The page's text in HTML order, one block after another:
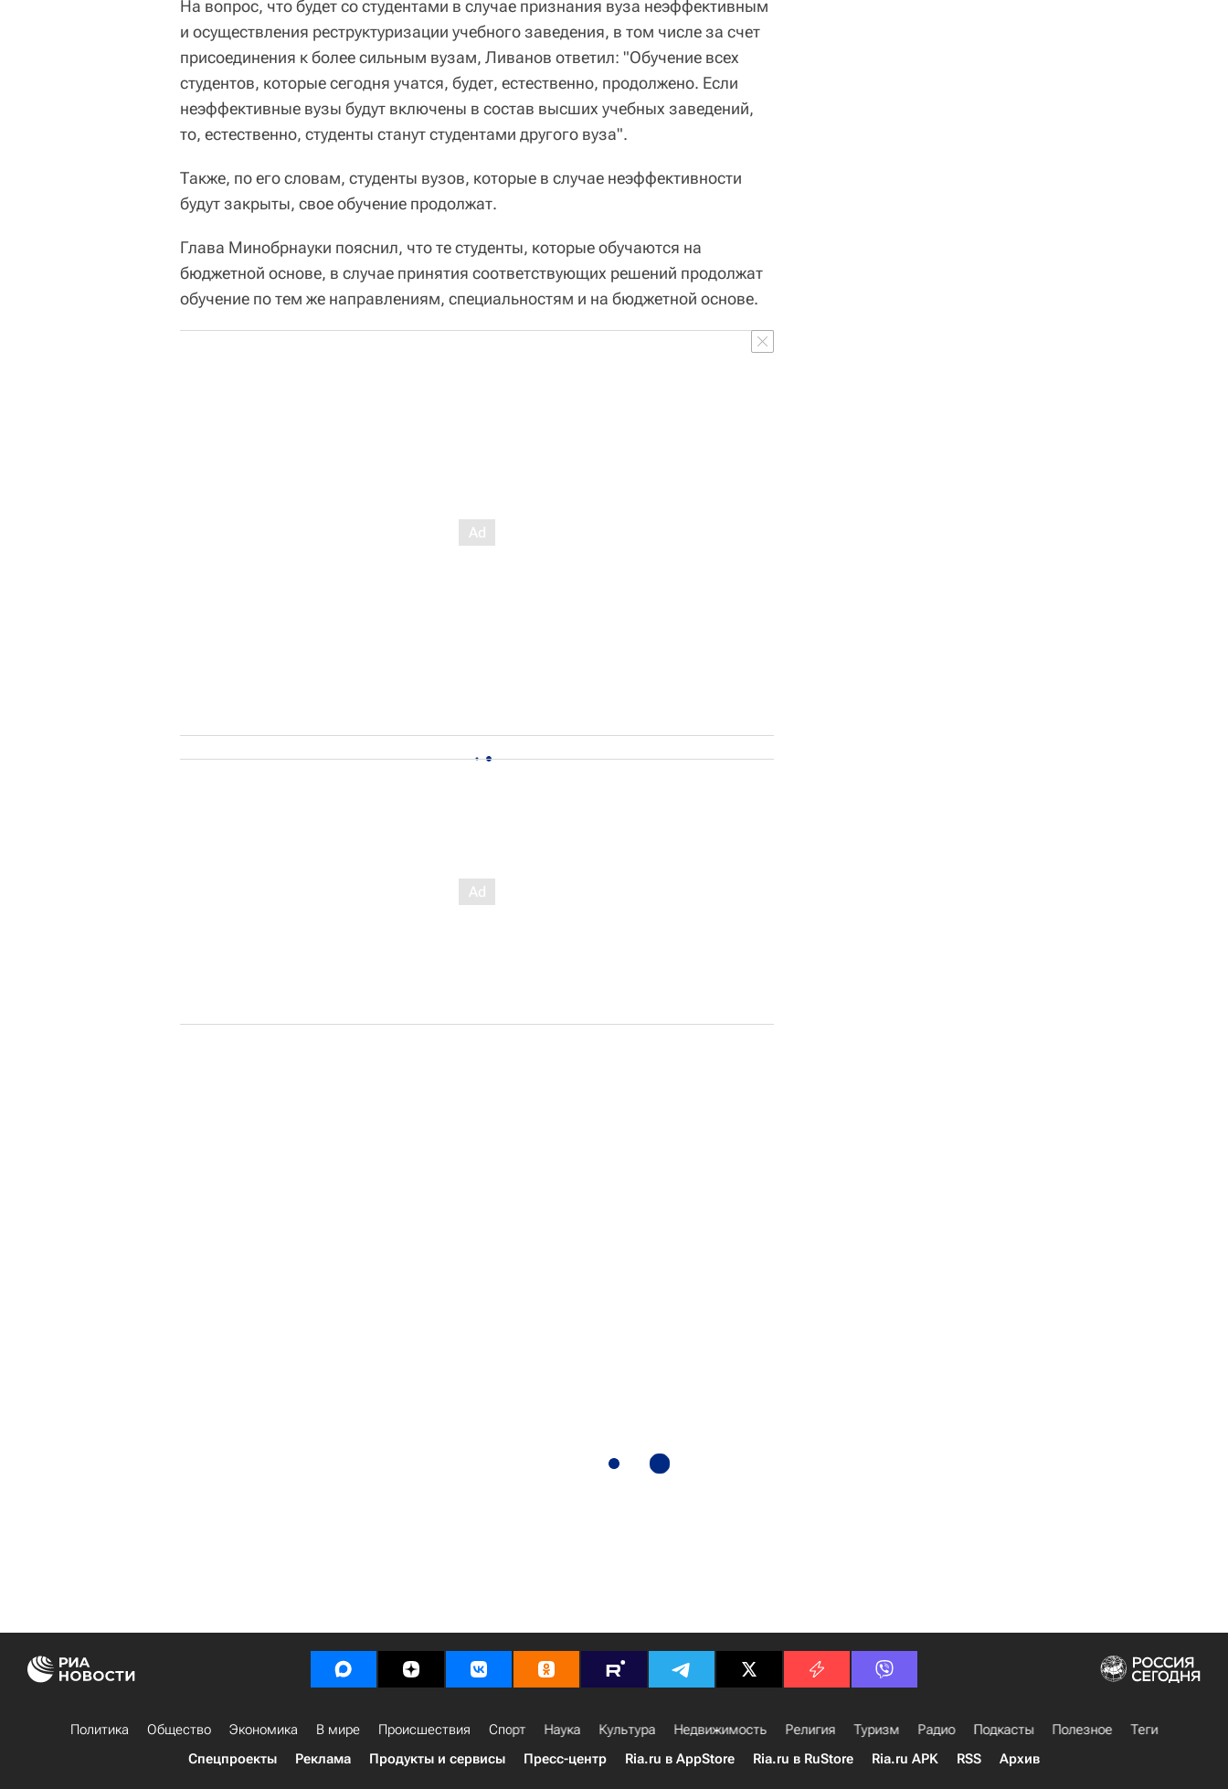
На вопрос, что будет со студентами в случае признания вуза неэффективным
и осуществления реструктуризации учебного заведения, в том числе за счет
присоединения к более сильным вузам, Ливанов ответил: "Обучение всех
студентов, которые сегодня учатся, будет, естественно, продолжено. Если
неэффективные вузы будут включены в состав высших учебных заведений,
то, естественно, студенты станут студентами другого вуза".
Также, по его словам, студенты вузов, которые в случае неэффективности
будут закрыты, свое обучение продолжат.
Глава Минобрнауки пояснил, что те студенты, которые обучаются на
бюджетной основе, в случае принятия соответствующих решений продолжат
обучение по тем же направлениям, специальностям и на бюджетной основе.
Политика Общество Экономика В мире Происшествия Спорт Наука Культура Недвижимость Религия Туризм Радио Подкасты Полезное
Теги
Спецпроекты
Реклама Продукты и сервисы Пресс-центр Ria.ru в AppStore Ria.ru в RuStore Ria.ru APK RSS Архив